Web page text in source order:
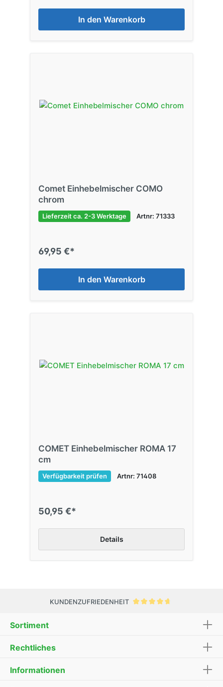
In den Warenkorb
Comet Einhebelmischer COMO
chrom
Lieferzeit ca. 2-3 Werktage Artnr: 71333
69,95 €*
In den Warenkorb
COMET Einhebelmischer ROMA 17
cm
Verfügbarkeit prüfen Artnr: 71408
50,95 €*
Details
KUNDENZUFRIEDENHEIT
Sortiment
Rechtliches
Informationen